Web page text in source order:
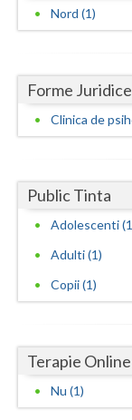
Gorj
Hunedoara
Ialomita
Ilfov
Maramures
Mehedinti
Mures
Olt
Prahova
Nord (1)
Forme Juridice
Clinica de
Public Tinta
Adolescenti
Adulti (1)
Copii (1)
Terapie
Nu (1)